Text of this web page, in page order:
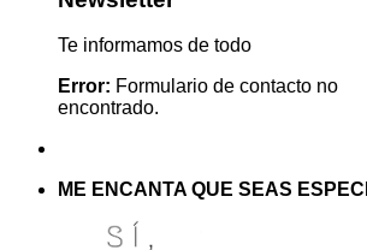
Te informamos de todo
Error: Formulario de contacto no
encontrado.
ME ENCANTA QUE SEAS